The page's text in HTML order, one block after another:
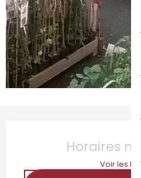
Horaires
Voir les